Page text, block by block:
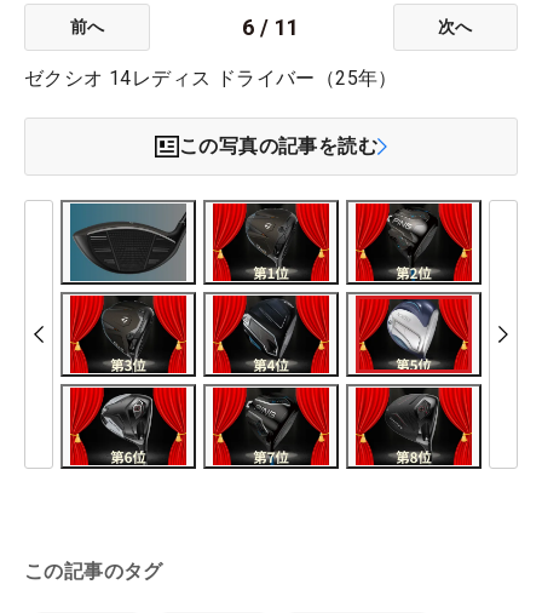
前へ 6 / 11 次へ
ゼクシオ 14レディス ドライバー（25年）
この写真の記事を読む
この記事のタグ